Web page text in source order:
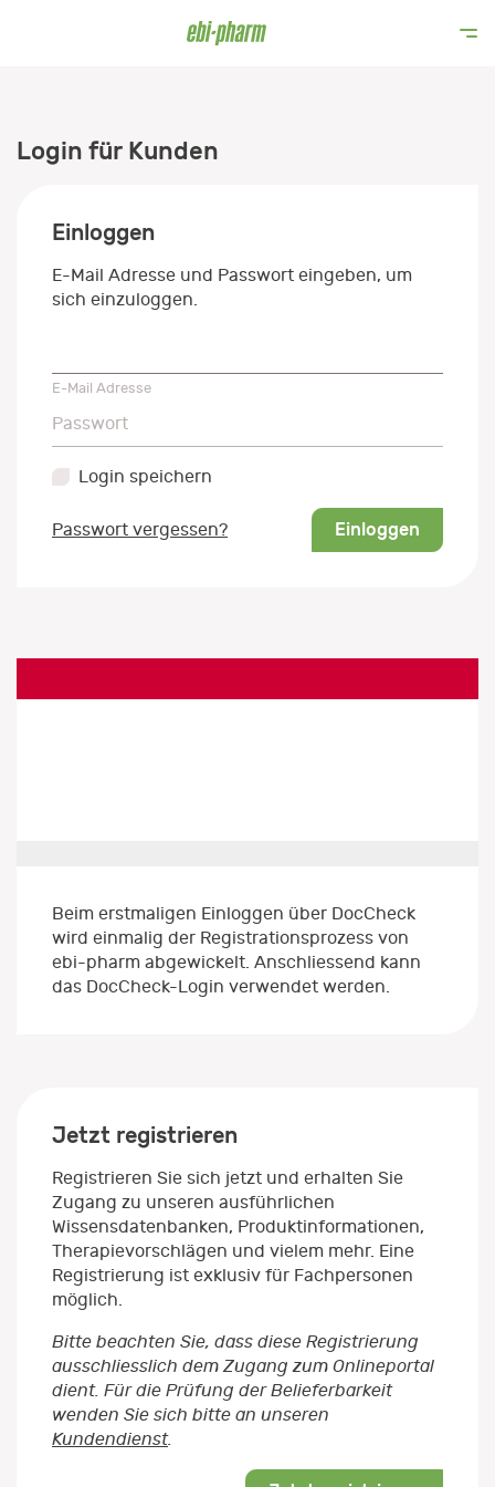
Login für Kunden
Einloggen
E-Mail Adresse und Passwort eingeben, um
sich einzuloggen.
E-Mail Adresse
Passwort
Passwort
Login speichern
Passwort vergessen? Einloggen
Beim erstmaligen Einloggen über DocCheck
wird einmalig der Registrationsprozess von
ebi-pharm abgewickelt. Anschliessend kann
das DocCheck-Login verwendet werden.
Jetzt registrieren
Registrieren Sie sich jetzt und erhalten Sie
Zugang zu unseren ausführlichen
Wissensdatenbanken, Produktinformationen,
Therapievorschlägen und vielem mehr. Eine
Registrierung ist exklusiv für Fachpersonen
möglich.
Bitte beachten Sie, dass diese Registrierung
ausschliesslich dem Zugang zum Onlineportal
dient. Für die Prüfung der Belieferbarkeit
wenden Sie sich bitte an unseren
Kundendienst.